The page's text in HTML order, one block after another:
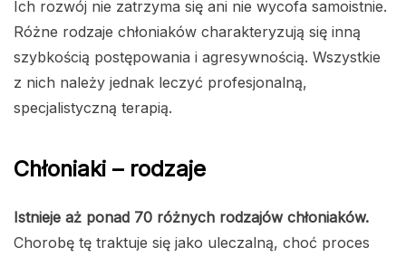
Ich rozwój nie zatrzyma się ani nie wycofa samoistnie.
Różne rodzaje chłoniaków charakteryzują się inną
szybkością postępowania i agresywnością. Wszystkie
z nich należy jednak leczyć profesjonalną,
specjalistyczną terapią.
Chłoniaki – rodzaje
Istnieje aż ponad 70 różnych rodzajów chłoniaków.
Chorobę tę traktuje się jako uleczalną, choć proces